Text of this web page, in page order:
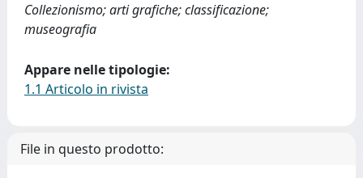
Collezionismo; arti grafiche; classificazione;
museografia
Appare nelle tipologie:
1.1 Articolo in rivista
File in questo prodotto: